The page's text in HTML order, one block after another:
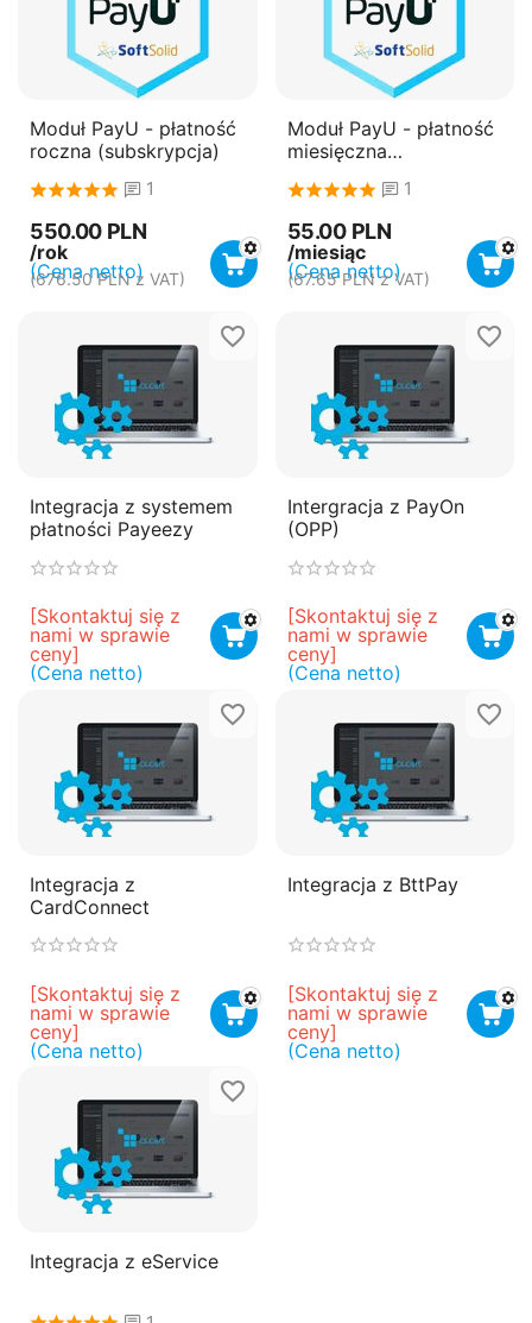
Moduł PayU - płatność
roczna (subskrypcja)
1
550.00 PLN
/rok
(Cena netto)
(676.50 PLNz VAT)
Moduł PayU - płatność
miesięczna
1
55.00 PLN
/miesiąc
(Cena netto)
(67.65 PLNz VAT)
Integracja z systemem
płatności Payeezy
[Skontaktuj się z
nami w sprawie
ceny]
(Cena netto)
Intergracja z PayOn
(OPP)
[Skontaktuj się z
nami w sprawie
ceny]
(Cena netto)
Integracja z
CardConnect
[Skontaktuj się z
nami w sprawie
ceny]
(Cena netto)
Integracja z BttPay
[Skontaktuj się z
nami w sprawie
ceny]
(Cena netto)
Integracja z eService